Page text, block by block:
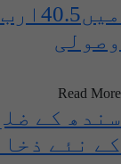
وصولی
Read More
سندھ کے
کے نئے